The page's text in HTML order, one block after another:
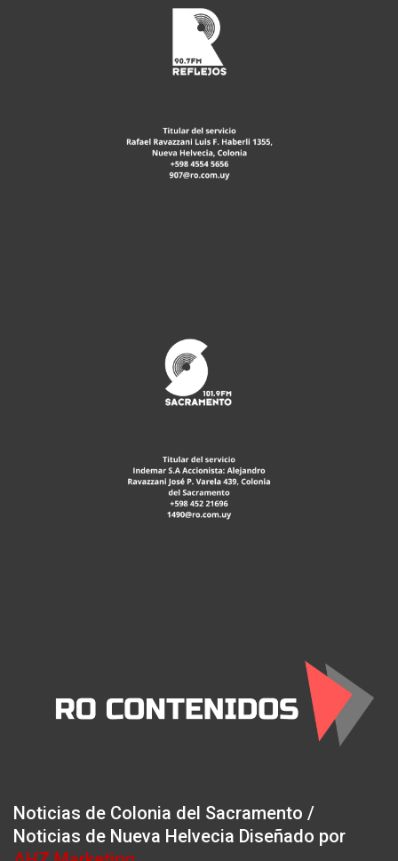
Noticias de Colonia del Sacramento /
Noticias de Nueva Helvecia Diseñado por